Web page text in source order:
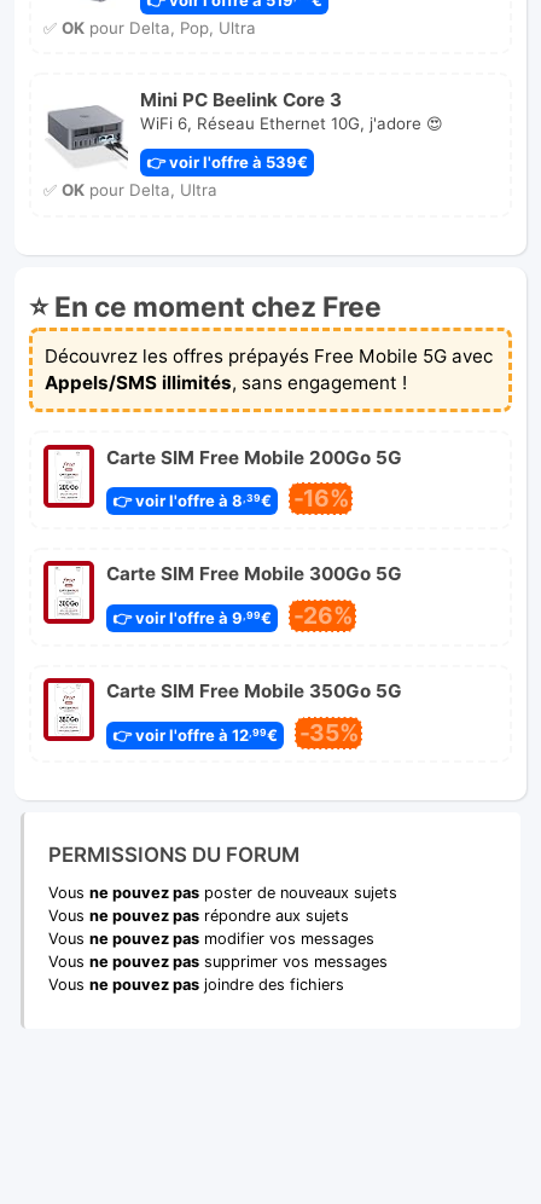
✅ OKpour Delta, Pop, Ultra
Mini PC Beelink Core 3
WiFi 6, Réseau Ethernet 10G, j'adore 😍
👉 voir l'offre à 539€
✅ OKpour Delta, Ultra
⭐ En ce moment chez Free
Découvrez les offres prépayés Free Mobile 5G avec
Appels/SMS illimités, sans engagement !
Carte SIM Free Mobile 200Go 5G
👉 voir l'offre à 8 ,39€ -16%
Carte SIM Free Mobile 300Go 5G
👉 voir l'offre à 9 ,99€ -26%
Carte SIM Free Mobile 350Go 5G
👉 voir l'offre à 12,99€ -35%
PERMISSIONS DU FORUM
Vous ne pouvez pas poster de nouveaux sujets
Vous ne pouvez pas répondre aux sujets
Vous ne pouvez pas modifier vos messages
Vous ne pouvez pas supprimer vos messages
Vous ne pouvez pas joindre des fichiers